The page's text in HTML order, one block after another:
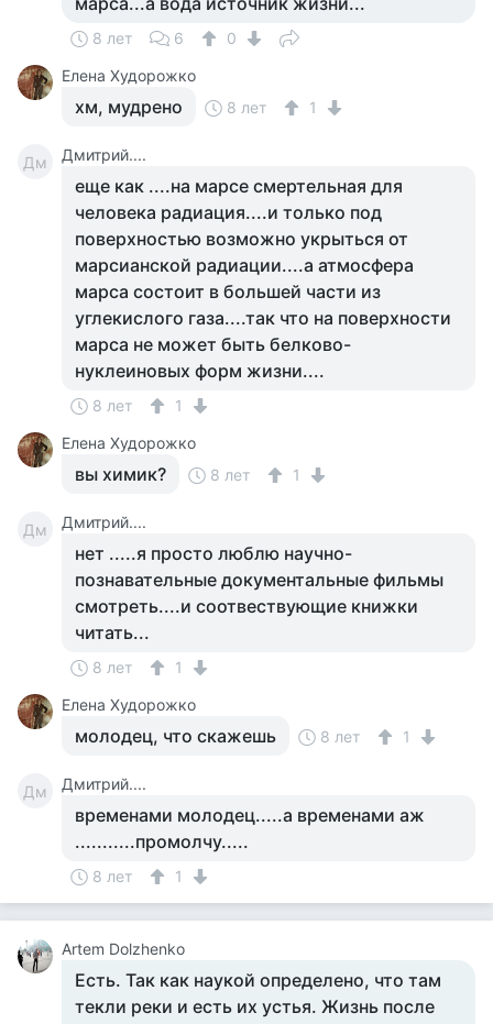
8 лет 6
0
Елена Худорожко
хм, мудрено 8 лет 1
Дм Дмитрий....
еще как ....на марсе смертельная для
человека радиация....и только под
поверхностью возможно укрыться от
марсианской радиации....а атмосфера
марса состоит в большей части из
углекислого газа....так что на поверхности
марса не может быть белково-
нуклеиновых форм жизни....
8 лет
1
Елена Худорожко
вы химик? 8 лет 1
Дм Дмитрий....
нет .....я просто люблю научно-
познавательные документальные фильмы
смотреть....и соотвествующие книжки
читать...
8 лет
1
Елена Худорожко
молодец, что скажешь 8 лет 1
Дм Дмитрий....
временами молодец.....а временами аж
...........промолчу.....
8 лет 1
Artem Dolzhenko
Есть. Так как наукой определено, что там
текли реки и есть их устья. Жизнь после